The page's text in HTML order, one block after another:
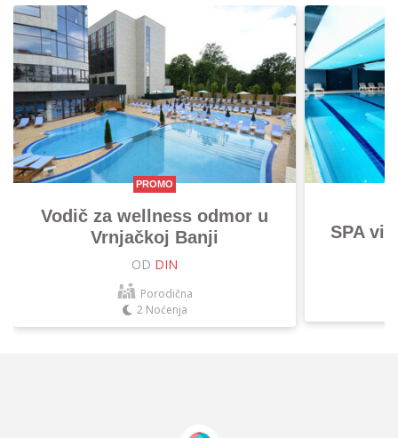
PROMO
Vodič za wellness odmor u
Vrnjačkoj Banji
OD DIN
Porodična
2 Noćenja
SPA